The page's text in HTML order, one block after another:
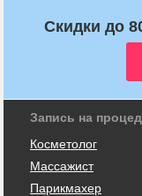
Скидки до
Запись на
Косметолог
Массажист
Парикмахер